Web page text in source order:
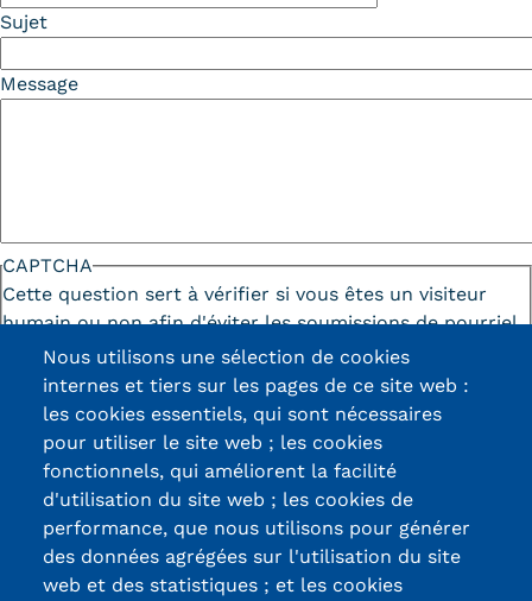
Modalités de financement
Accueillir un alternant ?
Taxe d'apprentissage
Infos enseignants
Être enseignant au Cnam
Infos partenaires
Liste des partenaires
Communication
Kits communications Cnam
Sujet
Message
CAPTCHA
Cette question sert à vérifier si vous êtes un visiteur
humain ou non afin d'éviter les soumissions de pourriel
(spam) automatisées.
Certifications /
Labels qualité
Nous utilisons une sélection de cookies
internes et tiers sur les pages de ce site web :
les cookies essentiels, qui sont nécessaires
pour utiliser le site web ; les cookies
fonctionnels, qui améliorent la facilité
d'utilisation du site web ; les cookies de
performance, que nous utilisons pour générer
des données agrégées sur l'utilisation du site
web et des statistiques ; et les cookies